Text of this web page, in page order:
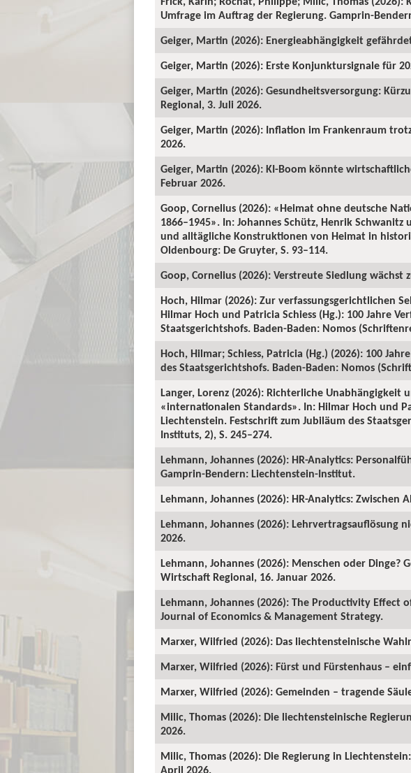
Umfrage im Auftrag der Regierung. Gamprin-
Geiger, Martin (2026): Energieabhängigkeit
Geiger, Martin (2026): Erste Konjunktursignale für
Geiger, Martin (2026): Gesundheitsversorgung:
Regional, 3. Juli 2026.
Geiger, Martin (2026): Inflation im Frankenraum
2026.
Geiger, Martin (2026): KI-Boom könnte
Februar 2026.
Goop, Cornelius (2026): «Heimat ohne deutsche
1866–1945». In: Johannes Schütz, Henrik
und alltägliche Konstruktionen von Heimat in
Oldenbourg: De Gruyter, S. 93–114.
Goop, Cornelius (2026): Verstreute Siedlung
Hoch, Hilmar (2026): Zur verfassungsgerichtlichen
Hilmar Hoch und Patricia Schiess (Hg.): 100 Jahre
Staatsgerichtshofs. Baden-Baden: Nomos
Hoch, Hilmar; Schiess, Patricia (Hg.) (2026): 100
des Staatsgerichtshofs. Baden-Baden: Nomos
Langer, Lorenz (2026): Richterliche
«internationalen Standards». In: Hilmar Hoch und
Liechtenstein. Festschrift zum Jubiläum des
Instituts, 2), S. 245–274.
Lehmann, Johannes (2026): HR-Analytics:
Gamprin-Bendern: Liechtenstein-Institut.
Lehmann, Johannes (2026): HR-Analytics:
Lehmann, Johannes (2026): Lehrvertragsauflösung
2026.
Lehmann, Johannes (2026): Menschen oder
Wirtschaft Regional, 16. Januar 2026.
Lehmann, Johannes (2026): The Productivity Effect
Journal of Economics & Management Strategy.
Marxer, Wilfried (2026): Das liechtensteinische
Marxer, Wilfried (2026): Fürst und Fürstenhaus –
Marxer, Wilfried (2026): Gemeinden – tragende
Milic, Thomas (2026): Die liechtensteinische
2026.
Milic, Thomas (2026): Die Regierung in
April 2026.